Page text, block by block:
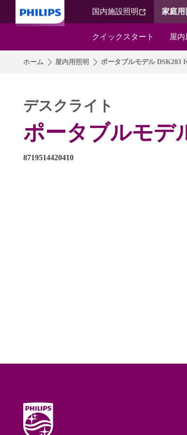
国内施設照明​ 家庭用
クイックスタート​ 屋内
ホーム 屋内用照明 ポータブルモデル DSK203
ポータブルモデ
デスクライト
8719514420410